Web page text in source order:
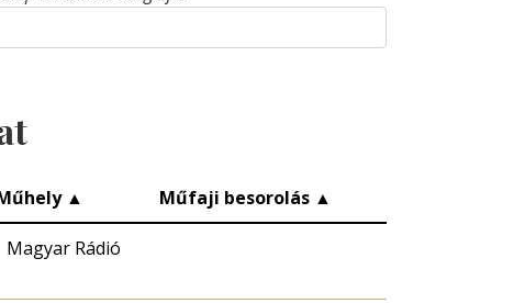
▲ Műfaji besorolás ▲
Magyar Rádió